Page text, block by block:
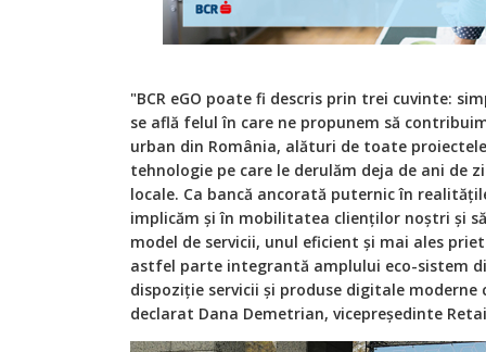
"BCR eGO poate fi descris prin trei cuvinte:
se află felul în care ne propunem să
urban din România, alături de toate
tehnologie pe care le derulăm deja de ani de
locale. Ca bancă ancorată puternic în
implicăm și în mobilitatea clienților noștri și
model de servicii, unul eficient și mai ales
astfel parte integrantă amplului eco-sistem
dispoziție servicii și produse digitale
declarat Dana Demetrian, vicepreședinte